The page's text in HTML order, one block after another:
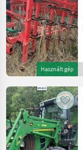
Használt gép